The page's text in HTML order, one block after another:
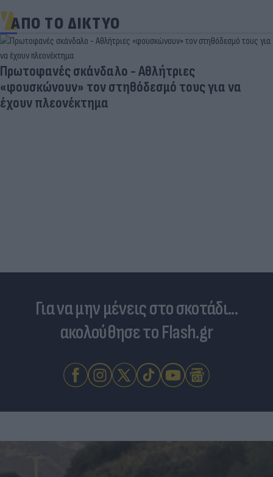
ΑΠΟ ΤΟ ΔΙΚΤΥΟ
Πρωτοφανές σκάνδαλο - Aθλήτριες
«φουσκώνουν» τον στηθόδεσμό τους για να
έχουν πλεονέκτημα
Για να μην μένεις στο σκοτάδι...
ακολούθησε το Flash.gr